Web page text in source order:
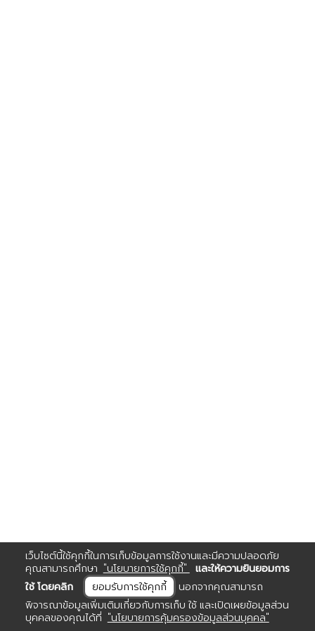
เว็บไซต์นี้ใช้คุกกี้ในการเก็บข้อมูลการใช้งานและมีความปลอดภัย
คุณสามารถศึกษา "นโยบายการใช้คุกกี้"
และให้ความยินยอมการ
ใช้ โดยคลิก
ยอมรับการใช้คุกกี้
นอกจากคุณสามารถ
พิจารณาข้อมูลเพิ่มเติมเกี่ยวกับการเก็บ ใช้ และเปิดเผยข้อมูลส่วน
บุคคลของคุณได้ที่ "นโยบายการคุ้มครองข้อมูลส่วนบุคคล"